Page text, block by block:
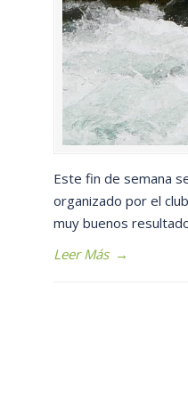
Este fin de semana
organizado por el
muy buenos
Leer Más →